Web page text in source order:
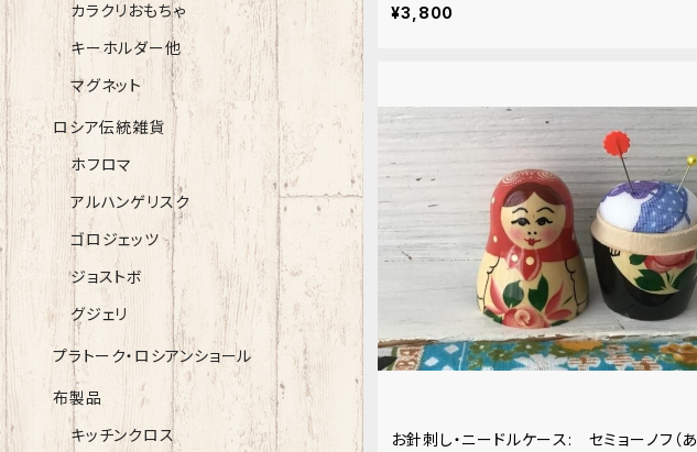
¥3,800
お針刺し・ニードルケース: セミョーノフ（あ
カラクリおもちゃ
キーホルダー他
マグネット
ロシア伝統雑貨
ホフロマ
アルハンゲリスク
ゴロジェッツ
ジョストボ
グジェリ
プラトーク・ロシアンショール
布製品
キッチンクロス